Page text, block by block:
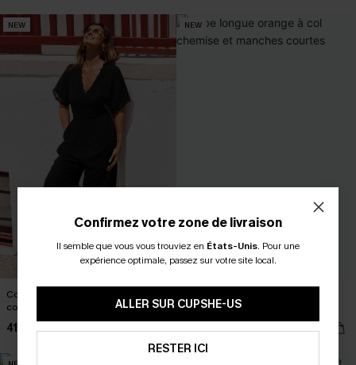
NEW
Combinaison noire à manches
courtes et jambe large
41,90 €
NEW
et manches courtes
46,00 €
Confirmez votre zone de livraison
Il semble que vous vous trouviez en États-Unis. Pour une
expérience optimale, passez sur votre site local.
ALLER SUR CUPSHE-US
RESTER ICI